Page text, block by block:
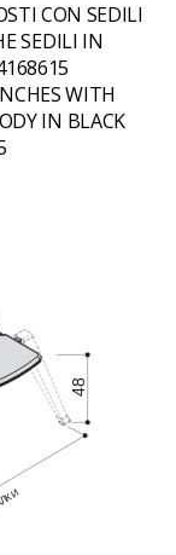
CON SEDILI
SEDILI IN
WITH
IN BLACK